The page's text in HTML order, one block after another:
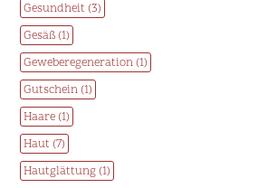
Gesundheit (3)
Gesäß (1)
Geweberegeneration (1)
Gutschein (1)
Haare (1)
Haut (7)
Hautglättung (1)